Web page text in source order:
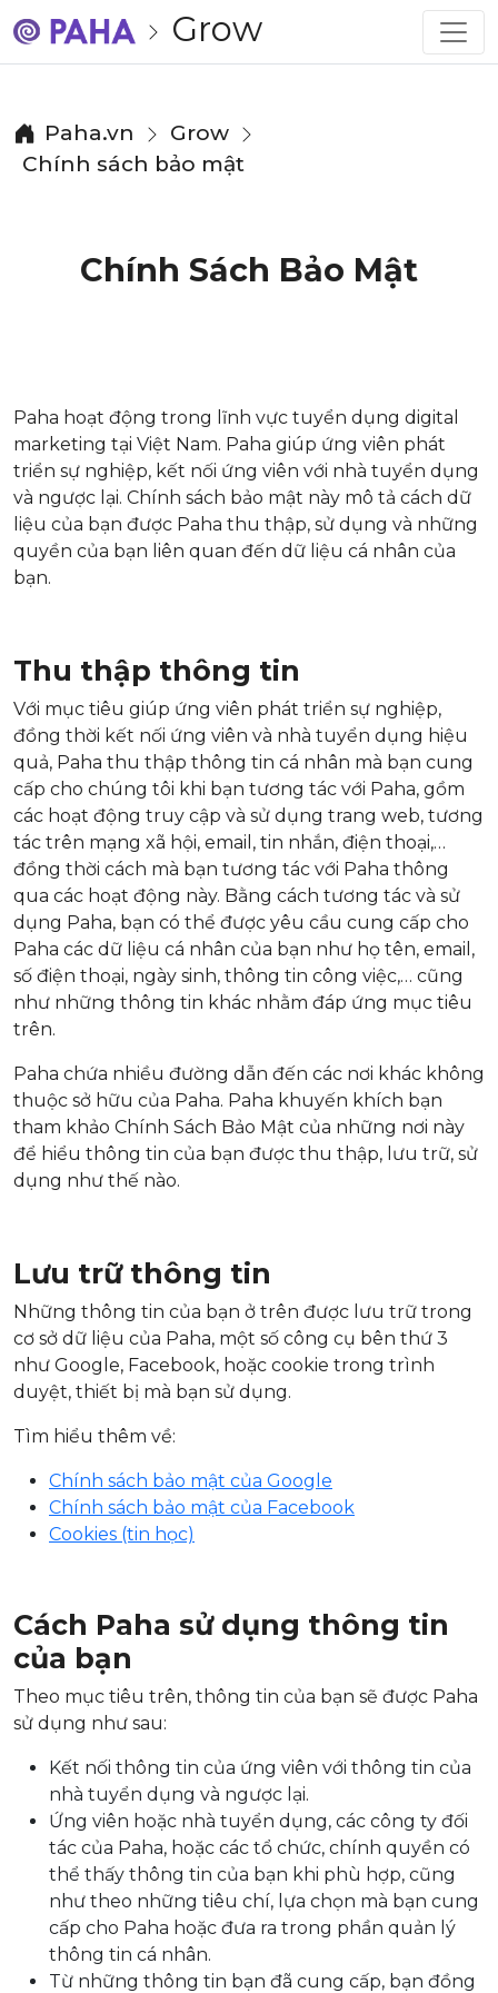
Grow
Paha.vn
Grow
Chính sách bảo mật
Chính Sách Bảo Mật
Paha hoạt động trong lĩnh vực tuyển dụng digital
marketing tại Việt Nam. Paha giúp ứng viên phát
triển sự nghiệp, kết nối ứng viên với nhà tuyển dụng
và ngược lại. Chính sách bảo mật này mô tả cách dữ
liệu của bạn được Paha thu thập, sử dụng và những
quyền của bạn liên quan đến dữ liệu cá nhân của
bạn.
Thu thập thông tin
Với mục tiêu giúp ứng viên phát triển sự nghiệp,
đồng thời kết nối ứng viên và nhà tuyển dụng hiệu
quả, Paha thu thập thông tin cá nhân mà bạn cung
cấp cho chúng tôi khi bạn tương tác với Paha, gồm
các hoạt động truy cập và sử dụng trang web, tương
tác trên mạng xã hội, email, tin nhắn, điện thoại,…
đồng thời cách mà bạn tương tác với Paha thông
qua các hoạt động này. Bằng cách tương tác và sử
dụng Paha, bạn có thể được yêu cầu cung cấp cho
Paha các dữ liệu cá nhân của bạn như họ tên, email,
số điện thoại, ngày sinh, thông tin công việc,… cũng
như những thông tin khác nhằm đáp ứng mục tiêu
trên.
Paha chứa nhiều đường dẫn đến các nơi khác không
thuộc sở hữu của Paha. Paha khuyến khích bạn
tham khảo Chính Sách Bảo Mật của những nơi này
để hiểu thông tin của bạn được thu thập, lưu trữ, sử
dụng như thế nào.
Lưu trữ thông tin
Những thông tin của bạn ở trên được lưu trữ trong
cơ sở dữ liệu của Paha, một số công cụ bên thứ 3
như Google, Facebook, hoặc cookie trong trình
duyệt, thiết bị mà bạn sử dụng.
Tìm hiểu thêm về:
Chính sách bảo mật của Google
Chính sách bảo mật của Facebook
Cookies (tin học)
Cách Paha sử dụng thông tin
của bạn
Theo mục tiêu trên, thông tin của bạn sẽ được Paha
sử dụng như sau:
Kết nối thông tin của ứng viên với thông tin của
nhà tuyển dụng và ngược lại.
Ứng viên hoặc nhà tuyển dụng, các công ty đối
tác của Paha, hoặc các tổ chức, chính quyền có
thể thấy thông tin của bạn khi phù hợp, cũng
như theo những tiêu chí, lựa chọn mà bạn cung
cấp cho Paha hoặc đưa ra trong phần quản lý
thông tin cá nhân.
Từ những thông tin bạn đã cung cấp, bạn đồng